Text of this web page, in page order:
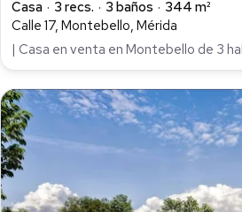
Casa 3 recs. 3 baños
344 m²
Calle 17, Montebello, Mérida
| Casa en venta en Montebello de 3